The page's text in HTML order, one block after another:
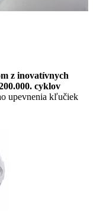
z inovatívnych
cyklov
upevnenia kľučiek